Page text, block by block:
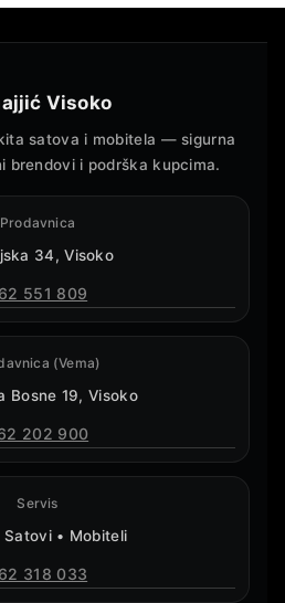
Visoko
satova i mobitela — sigurna
brendovi i podrška kupcima.
Prodavnica
34, Visoko
551 809
(Vema)
Bosne 19, Visoko
202 900
Servis
Satovi • Mobiteli
318 033